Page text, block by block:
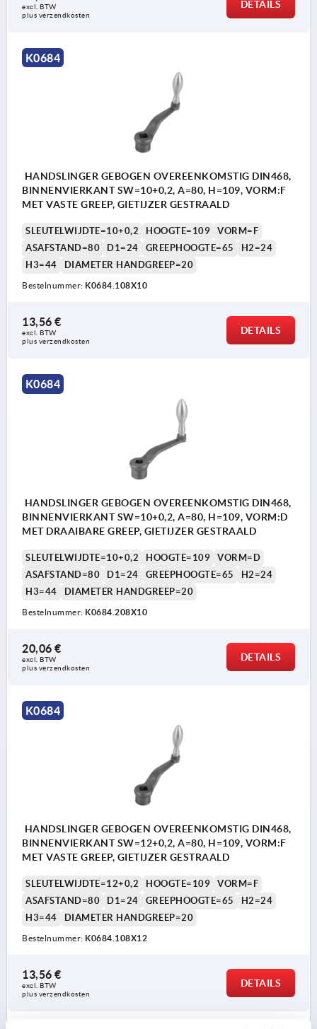
excl. BTW
plus verzendkosten
DETAILS
K0684
HANDSLINGER GEBOGEN OVEREENKOMSTIG DIN468,
BINNENVIERKANT SW=10+0,2, A=80, H=109, VORM:F
MET VASTE GREEP, GIETIJZER GESTRAALD
SLEUTELWIJDTE=10+0,2 HOOGTE=109
VORM=F
ASAFSTAND=80
D1=24 GREEPHOOGTE=65
H2=24
H3=44
DIAMETER HANDGREEP=20
Bestelnummer: K0684.108X10
13,56 €
excl. BTW
plus verzendkosten
DETAILS
K0684
HANDSLINGER GEBOGEN OVEREENKOMSTIG DIN468,
BINNENVIERKANT SW=10+0,2, A=80, H=109, VORM:D
MET DRAAIBARE GREEP, GIETIJZER GESTRAALD
SLEUTELWIJDTE=10+0,2 HOOGTE=109
VORM=D
ASAFSTAND=80
D1=24 GREEPHOOGTE=65
H2=24
H3=44
DIAMETER HANDGREEP=20
Bestelnummer: K0684.208X10
20,06 €
excl. BTW
plus verzendkosten
DETAILS
K0684
HANDSLINGER GEBOGEN OVEREENKOMSTIG DIN468,
BINNENVIERKANT SW=12+0,2, A=80, H=109, VORM:F
MET VASTE GREEP, GIETIJZER GESTRAALD
SLEUTELWIJDTE=12+0,2 HOOGTE=109
VORM=F
ASAFSTAND=80
D1=24 GREEPHOOGTE=65
H2=24
H3=44
DIAMETER HANDGREEP=20
Bestelnummer: K0684.108X12
13,56 €
excl. BTW
plus verzendkosten
DETAILS